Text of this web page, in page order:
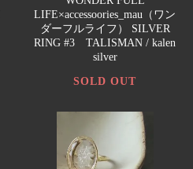
LIFE×accessoories_mau（ワン
ダーフルライフ） SILVER
RING #3 TALISMAN / kalen
silver
SOLD OUT